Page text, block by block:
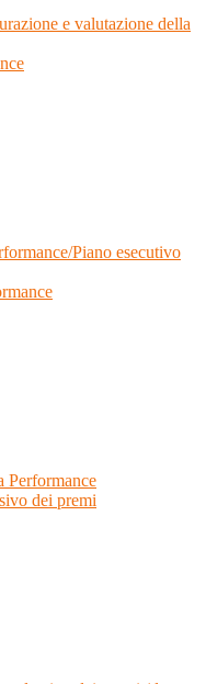
e valutazione della
Piano esecutivo
Performance
dei premi